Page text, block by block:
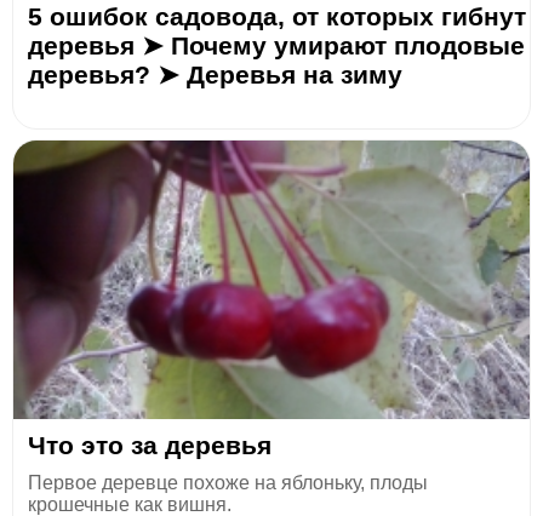
5 ошибок садовода, от которых гибнут
деревья ➤ Почему умирают плодовые
деревья? ➤ Деревья на зиму
Что это за деревья
Первое деревце похоже на яблоньку, плоды
крошечные как вишня.